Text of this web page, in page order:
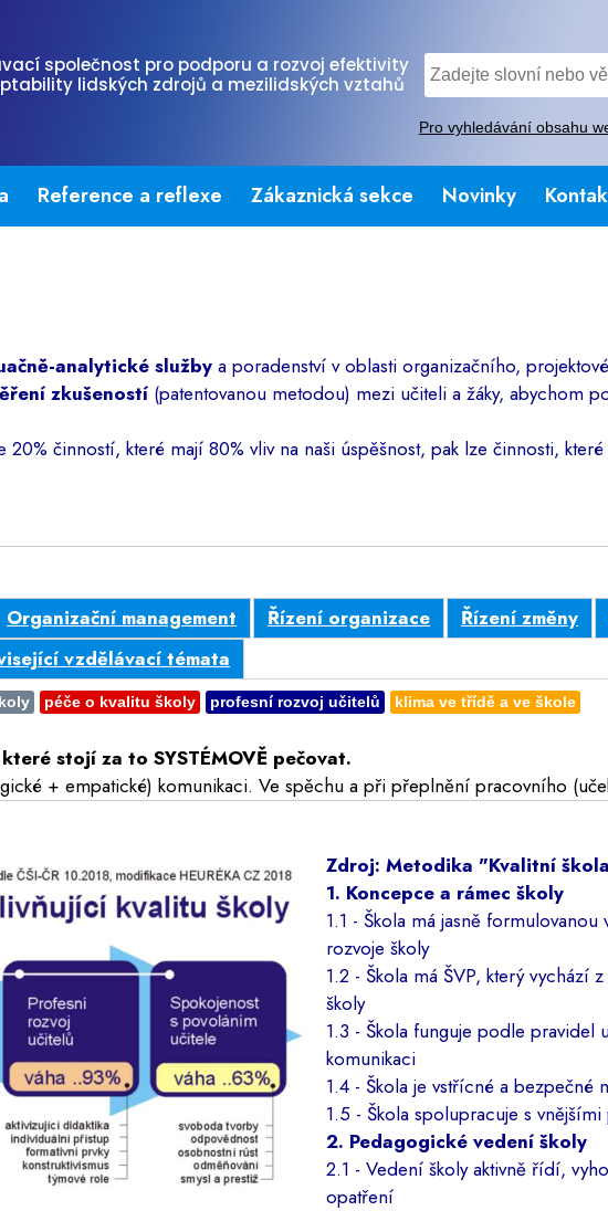
společnost pro podporu a rozvoj efektivity
lidských zdrojů a mezilidských vztahů
Pro vyhledávání obsahu
Reference a reflexe Zákaznická sekce Novinky
analytické služby a poradenství v oblasti organizačního,
zkušeností (patentovanou metodou) mezi učiteli a žáky, abychom
20% činností, které mají 80% vliv na naši úspěšnost, pak lze činnosti,
Organizační management Řízení organizace Řízení změny
vzdělávací témata
péče o kvalitu školy profesní rozvoj učitelů klima ve třídě a ve škole
stojí za to SYSTÉMOVĚ pečovat.
+ empatické) komunikaci. Ve spěchu a při přeplnění pracovního
Zdroj: Metodika "Kvalitní
1. Koncepce a rámec školy
1.1 - Škola má jasně
rozvoje školy
1.2 - Škola má ŠVP, který vychází
školy
1.3 - Škola funguje podle pravidel
komunikaci
1.4 - Škola je vstřícné a bezpečné
1.5 - Škola spolupracuje s
2. Pedagogické vedení školy
2.1 - Vedení školy aktivně řídí,
opatření